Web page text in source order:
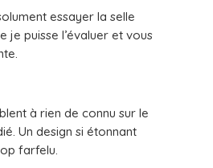
essayer la selle
je puisse l’évaluer et vous
à rien de connu sur le
Un design si étonnant
farfelu.